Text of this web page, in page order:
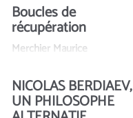
Boucles de
récupération
Merchier Maurice
NICOLAS BERDIAEV,
UN PHILOSOPHE